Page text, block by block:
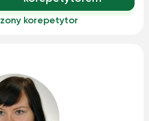
korepetytor